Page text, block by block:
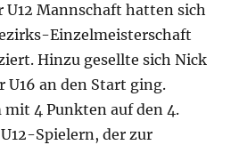
U12 Mannschaft hatten sich
Einzelmeisterschaft
Hinzu gesellte sich Nick
U16 an den Start ging.
mit 4 Punkten auf den 4.
Spielern, der zur